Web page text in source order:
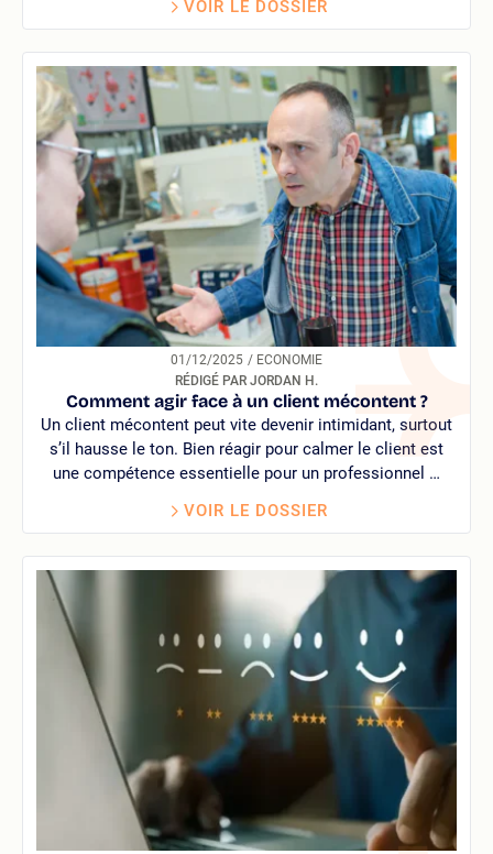
VOIR LE DOSSIER
01/12/2025
/ ECONOMIE
RÉDIGÉ PAR JORDAN H.
Comment agir face à un client mécontent ?
Un client mécontent peut vite devenir intimidant, surtout
s’il hausse le ton. Bien réagir pour calmer le client est
une compétence essentielle pour un professionnel …
VOIR LE DOSSIER